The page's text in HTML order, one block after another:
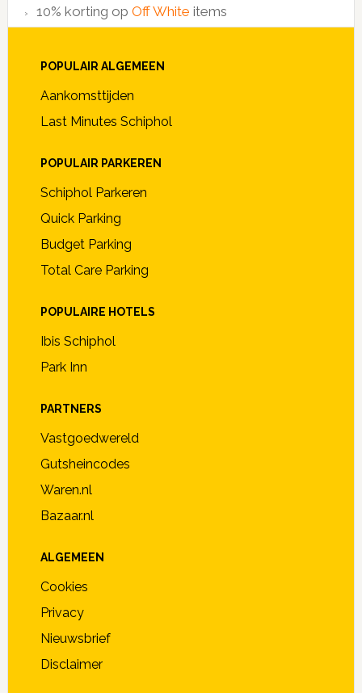
10% korting op Off White items
POPULAIR ALGEMEEN
Aankomsttijden
Last Minutes Schiphol
POPULAIR PARKEREN
Schiphol Parkeren
Quick Parking
Budget Parking
Total Care Parking
POPULAIRE HOTELS
Ibis Schiphol
Park Inn
PARTNERS
Vastgoedwereld
Gutsheincodes
Waren.nl
Bazaar.nl
ALGEMEEN
Cookies
Privacy
Nieuwsbrief
Disclaimer